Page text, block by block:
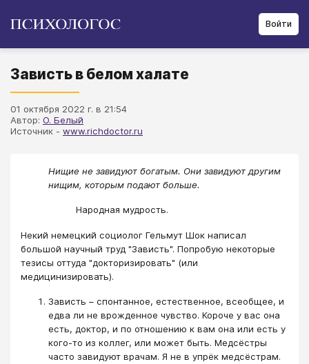
Войти
Зависть в белом халате
01 октября 2022 г. в 21:54
Автор: О. Белый
Источник - www.richdoctor.ru
Нищие не завидуют богатым. Они завидуют другим
нищим, которым подают больше.
Народная мудрость.
Некий немецкий социолог Гельмут Шок написал
большой научный труд "Зависть". Попробую некоторые
тезисы оттуда "докторизировать" (или
медицинизировать).
Зависть – спонтанное, естественное, всеобщее, и
едва ли не врожденное чувство. Короче у вас она
есть, доктор, и по отношению к вам она или есть у
кого-то из коллег, или может быть. Медсёстры
часто завидуют врачам. Я не в упрёк медсёстрам.